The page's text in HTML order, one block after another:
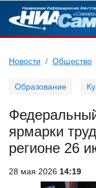
Новости Общество
Образование
ярмарки
регионе 26
28 мая 2026 14:19